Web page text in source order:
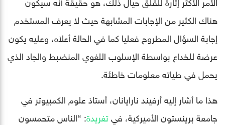
هناك الكثير من الإجابات المشابهة حيث لا يعرف المستخدم
إجابة السؤال المطروح فعليا كما في الحالة أعلاه، وعليه يكون
عرضة للخداع بواسطة الإسلوب اللغوي المنضبط والجاد الذي
يحمل في طياته معلومات خاطئة.
هذا ما أشار إليه أرفيند نارايانان، أستاذ علوم الكمبيوتر في
جامعة برينستون الأميركية، فيتغريدة: “الناس متحمسون